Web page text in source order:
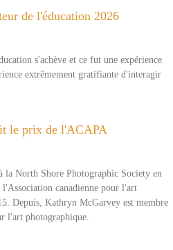
de l'éducation 2026
s'achève et ce fut une expérience
extrêmement gratifiante d'interagir
le prix de l'ACAPA
la North Shore Photographic Society en
l'Association canadienne pour l'art
Depuis, Kathryn McGarvey est membre
l'art photographique.